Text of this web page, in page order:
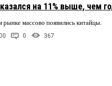
на 11% выше, чем
массово появились китайцы.
0 367